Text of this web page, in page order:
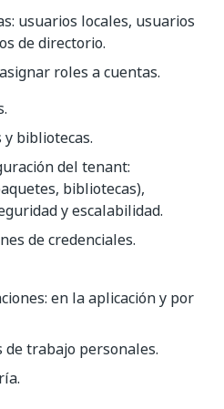
usuarios locales, usuarios
de directorio.
roles a cuentas.
bibliotecas.
del tenant:
bibliotecas),
y escalabilidad.
de credenciales.
en la aplicación y por
de trabajo personales.